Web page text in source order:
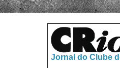
Jornal do Clube